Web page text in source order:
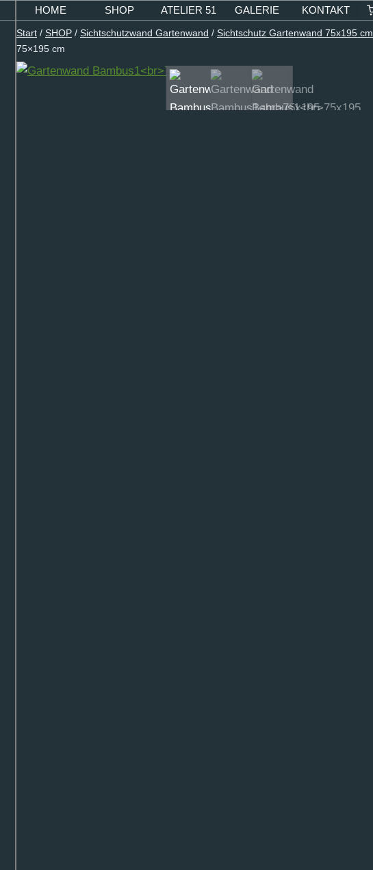
Zum
Inhalt
springen
HOME SHOP ATELIER 51 GALERIE KONTAKT
Start / SHOP / Sichtschutzwand Gartenwand / Sichtschutz Gartenwand 75x195 cm
75×195 cm